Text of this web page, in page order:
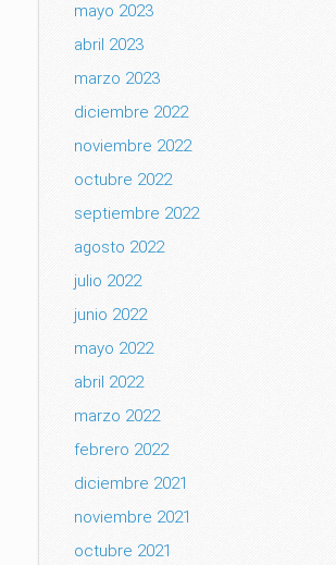
mayo 2023
abril 2023
marzo 2023
diciembre 2022
noviembre 2022
octubre 2022
septiembre 2022
agosto 2022
julio 2022
junio 2022
mayo 2022
abril 2022
marzo 2022
febrero 2022
diciembre 2021
noviembre 2021
octubre 2021